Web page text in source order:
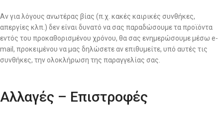
Αν για λόγους ανωτέρας βίας (π.χ. κακές καιρικές συνθήκες,
απεργίες κλπ.) δεν είναι δυνατό να σας παραδώσουμε τα προϊόντα
εντός του προκαθορισμένου χρόνου, θα σας ενημερώσουμε μέσω e-
mail, προκειμένου να μας δηλώσετε αν επιθυμείτε, υπό αυτές τις
συνθήκες, την ολοκλήρωση της παραγγελίας σας.
Αλλαγές – Επιστροφές